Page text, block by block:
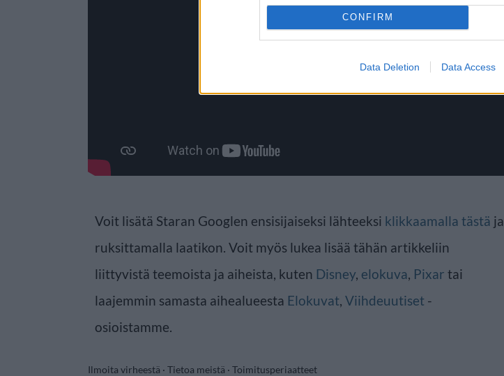
CONFIRM
Data Deletion Data Access
Voit lisätä Staran Googlen ensisijaiseksi lähteeksi klikkaamalla tästä ja
ruksittamalla laatikon. Voit myös lukea lisää tähän artikkeliin
liittyvistä teemoista ja aiheista, kuten Disney elokuva Pixar tai
laajemmin samasta aihealueesta Elokuvat Viihdeuutiset -
osioistamme.
Ilmoita virheestä · Tietoa meistä · Toimitusperiaatteet